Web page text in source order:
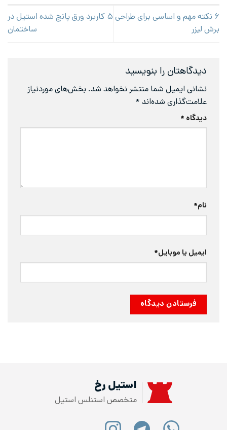
۶ نکته مهم و اساسی برای طراحی
برش لیزر
۵ کاربرد ورق پانچ شده استیل در
ساختمان
دیدگاهتان را بنویسید
نشانی ایمیل شما منتشر نخواهد شد. بخش‌های موردنیاز
علامت‌گذاری شده‌اند *
دیدگاه *
نام*
ایمیل یا موبایل*
استیل رخ
متخصص استنلس استیل